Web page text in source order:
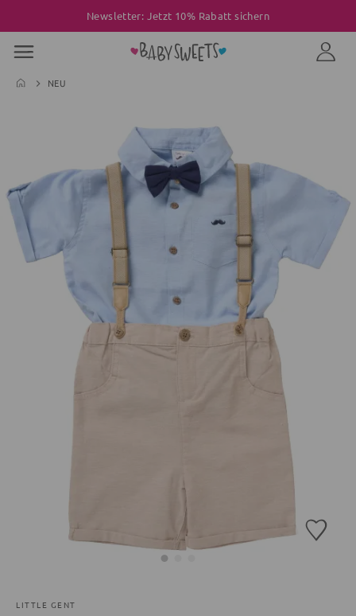
Newsletter: Jetzt 10% Rabatt sichern
NEU
LITTLE GENT